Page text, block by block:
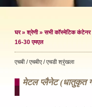
घर»श्रेणी»सभी कॉस्मेटिक कंटेनर
16-30 एमएल
एचबी / एचबीए / एचडी श्रृंखला
मेटल प्लैनेट (धातुकृत